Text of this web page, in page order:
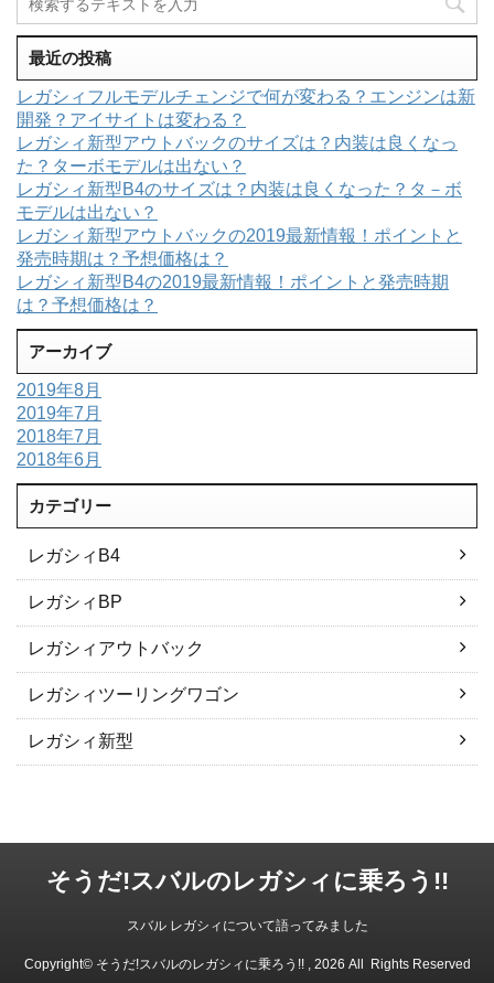
最近の投稿
レガシィフルモデルチェンジで何が変わる？エンジンは新
開発？アイサイトは変わる？
レガシィ新型アウトバックのサイズは？内装は良くなっ
た？ターボモデルは出ない？
レガシィ新型B4のサイズは？内装は良くなった？タ－ボ
モデルは出ない？
レガシィ新型アウトバックの2019最新情報！ポイントと
発売時期は？予想価格は？
レガシィ新型B4の2019最新情報！ポイントと発売時期
は？予想価格は？
アーカイブ
2019年8月
2019年7月
2018年7月
2018年6月
カテゴリー
レガシィB4
レガシィBP
レガシィアウトバック
レガシィツーリングワゴン
レガシィ新型
そうだ!スバルのレガシィに乗ろう!!
スバル レガシィについて語ってみました
Copyright© そうだ!スバルのレガシィに乗ろう!! , 2026 All Rights Reserved